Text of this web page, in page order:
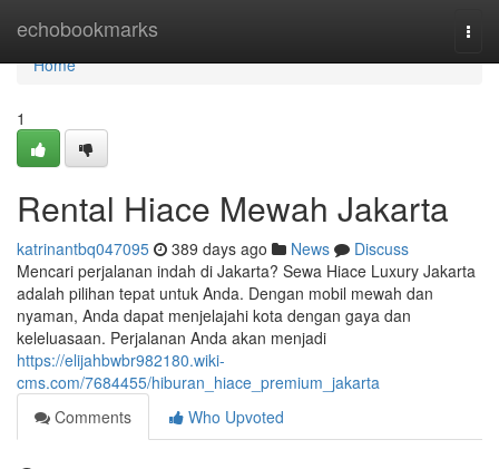
echobookmarks
Home
Home
1
Rental Hiace Mewah Jakarta
katrinantbq047095 389 days ago News
Discuss
Mencari perjalanan indah di Jakarta? Sewa Hiace Luxury Jakarta
adalah pilihan tepat untuk Anda. Dengan mobil mewah dan
nyaman, Anda dapat menjelajahi kota dengan gaya dan
keleluasaan. Perjalanan Anda akan menjadi
https://elijahbwbr982180.wiki-
cms.com/7684455/hiburan_hiace_premium_jakarta
Comments
Who Upvoted